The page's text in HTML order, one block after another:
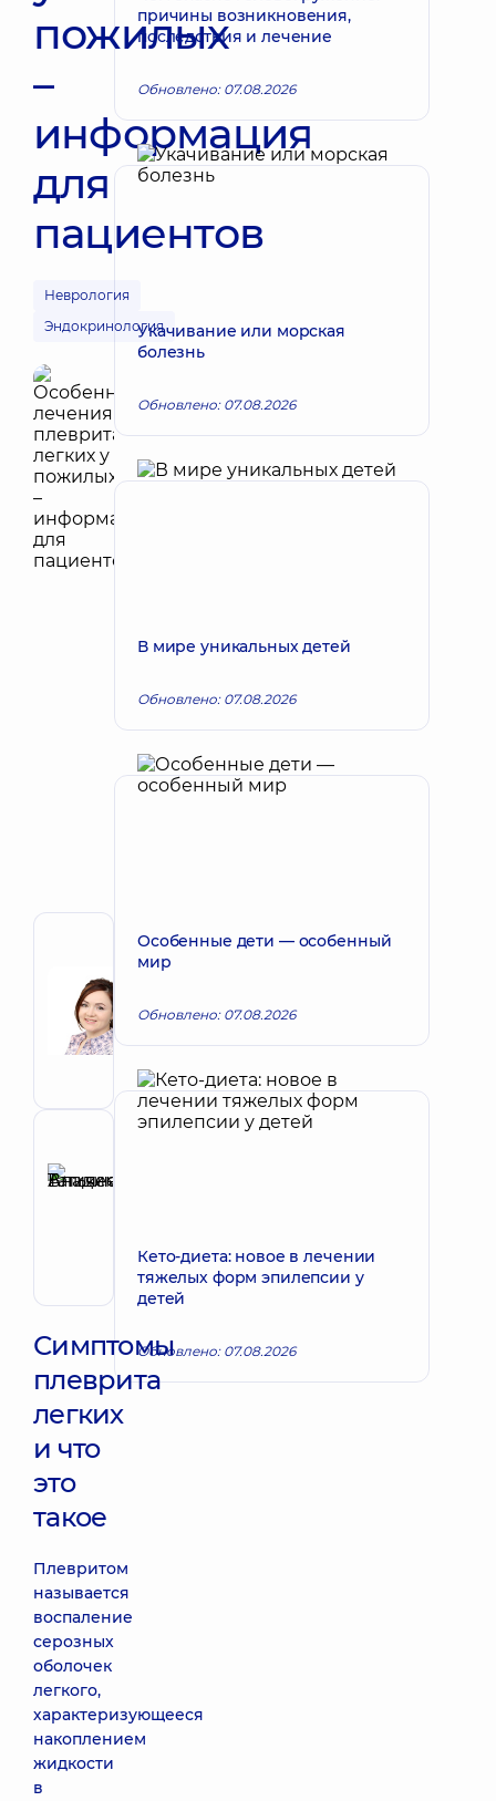
пожилых
–
информация
для
пациентов
Неврология
Эндокринология
Автор
Байда
общей
практики
-
Запись к врачу
Терапевт;
Кардиолог;
Ревматолог
Симптомы
плеврита
легких
и что
это
такое
Плевритом
называется
воспаление
серозных
оболочек
легкого,
характеризующееся
накоплением
жидкости
в
причины возникновения,
последствия и лечение
Обновлено: 07.08.2026
Укачивание или морская
болезнь
Обновлено: 07.08.2026
В мире уникальных детей
Обновлено: 07.08.2026
Особенные дети — особенный
мир
Обновлено: 07.08.2026
Кето-диета: новое в лечении
тяжелых форм эпилепсии у
детей
Обновлено: 07.08.2026